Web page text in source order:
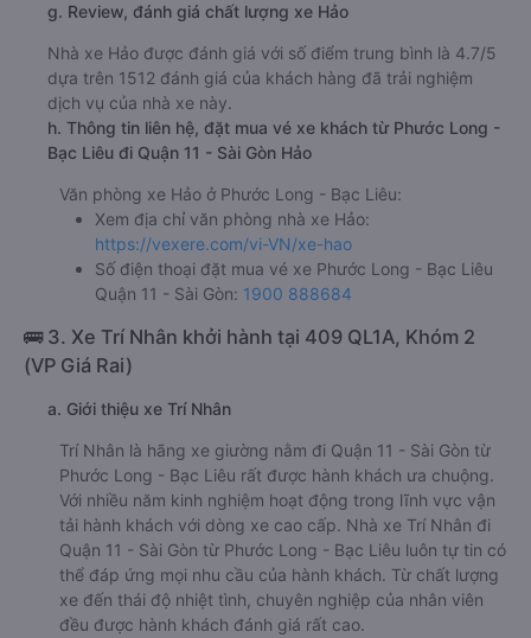
g. Review, đánh giá chất lượng xe Hảo
Nhà xe Hảo được đánh giá với số điểm trung bình là 4.7/5
dựa trên 1512 đánh giá của khách hàng đã trải nghiệm
dịch vụ của nhà xe này.
h. Thông tin liên hệ, đặt mua vé xe khách từ Phước Long -
Bạc Liêu đi Quận 11 - Sài Gòn Hảo
Văn phòng xe Hảo ở Phước Long - Bạc Liêu:
Xem địa chỉ văn phòng nhà xe Hảo:
https://vexere.com/vi-VN/xe-hao
Số điện thoại đặt mua vé xe Phước Long - Bạc Liêu
Quận 11 - Sài Gòn: 1900 888684
🚌 3. Xe Trí Nhân khởi hành tại 409 QL1A, Khóm 2
(VP Giá Rai)
a. Giới thiệu xe Trí Nhân
Trí Nhân là hãng xe giường nằm đi Quận 11 - Sài Gòn từ
Phước Long - Bạc Liêu rất được hành khách ưa chuộng.
Với nhiều năm kinh nghiệm hoạt động trong lĩnh vực vận
tải hành khách với dòng xe cao cấp. Nhà xe Trí Nhân đi
Quận 11 - Sài Gòn từ Phước Long - Bạc Liêu luôn tự tin có
thể đáp ứng mọi nhu cầu của hành khách. Từ chất lượng
xe đến thái độ nhiệt tình, chuyên nghiệp của nhân viên
đều được hành khách đánh giá rất cao.